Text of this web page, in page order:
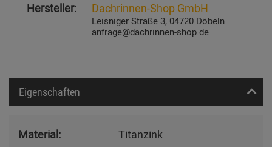
Hersteller:
Dachrinnen-Shop GmbH
Leisniger Straße 3, 04720 Döbeln
anfrage@dachrinnen-shop.de
Eigenschaften
Material:
Titanzink